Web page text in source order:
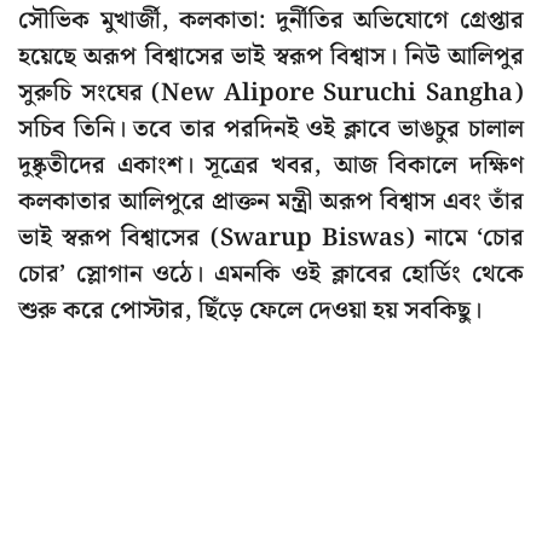
সৌভিক মুখার্জী, কলকাতা: দুর্নীতির অভিযোগে গ্রেপ্তার
হয়েছে অরূপ বিশ্বাসের ভাই স্বরূপ বিশ্বাস। নিউ আলিপুর
সুরুচি সংঘের (New Alipore Suruchi Sangha)
সচিব তিনি। তবে তার পরদিনই ওই ক্লাবে ভাঙচুর চালাল
দুষ্কৃতীদের একাংশ। সূত্রের খবর, আজ বিকালে দক্ষিণ
কলকাতার আলিপুরে প্রাক্তন মন্ত্রী অরূপ বিশ্বাস এবং তাঁর
ভাই স্বরূপ বিশ্বাসের (Swarup Biswas) নামে ‘চোর
চোর’ স্লোগান ওঠে। এমনকি ওই ক্লাবের হোর্ডিং থেকে
শুরু করে পোস্টার, ছিঁড়ে ফেলে দেওয়া হয় সবকিছু।